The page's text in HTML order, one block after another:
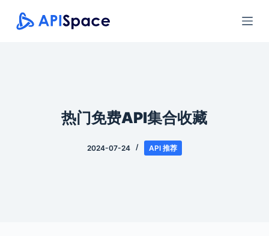
跳
过
热门免费API集合收藏
2024-07-24 API 推荐